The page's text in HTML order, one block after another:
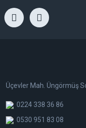
Üçevler Mah. Üngörmüş
0224 338 36 86
0530 951 83 08